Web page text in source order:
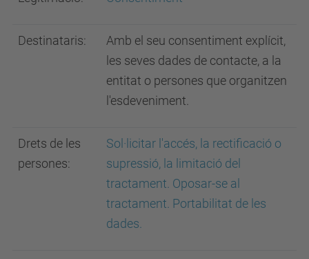
Destinataris:
Amb el seu consentiment explícit,
les seves dades de contacte, a la
entitat o persones que organitzen
l'esdeveniment.
Drets de les
persones:
Sol·licitar l'accés, la rectificació o
supressió, la limitació del
tractament. Oposar-se al
tractament. Portabilitat de les
dades.